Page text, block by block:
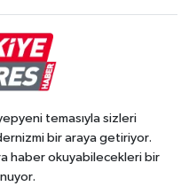
temasıyla sizleri
bir araya getiriyor.
haber okuyabilecekleri bir